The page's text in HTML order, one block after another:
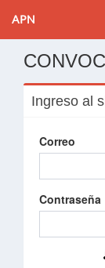
APN
Ingreso al
Correo
Contraseña